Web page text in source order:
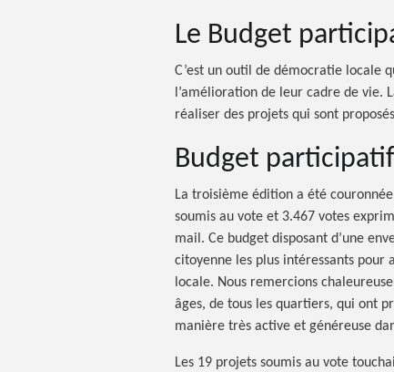
Le Budget
C’est un outil de démocratie locale
l’amélioration de leur cadre de vie.
réaliser des projets qui sont
Budget
La troisième édition a été
soumis au vote et 3.467 votes
mail. Ce budget disposant d’une
citoyenne les plus intéressants
locale. Nous remercions
âges, de tous les quartiers, qui ont
manière très active et généreuse
Les 19 projets soumis au vote